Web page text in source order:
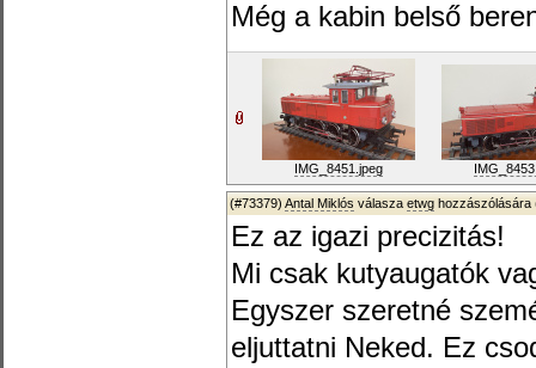
Még a kabin belső
IMG_8451.jpeg
(#73379) Antal Miklós válasza etwg hozzászólására
Ez az igazi precizitás!
Mi csak kutyaugatók
Egyszer szeretné
eljuttatni Neked. Ez